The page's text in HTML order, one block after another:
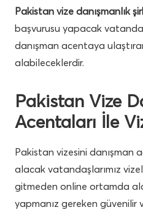
Pakistan vize danışmanlık
başvurusu yapacak
danışman acentaya
alabileceklerdir.
Pakistan Vize
Acentaları İle
Pakistan vizesini danışman
alacak vatandaşlarımız
gitmeden online ortamda
yapmanız gereken güvenilir